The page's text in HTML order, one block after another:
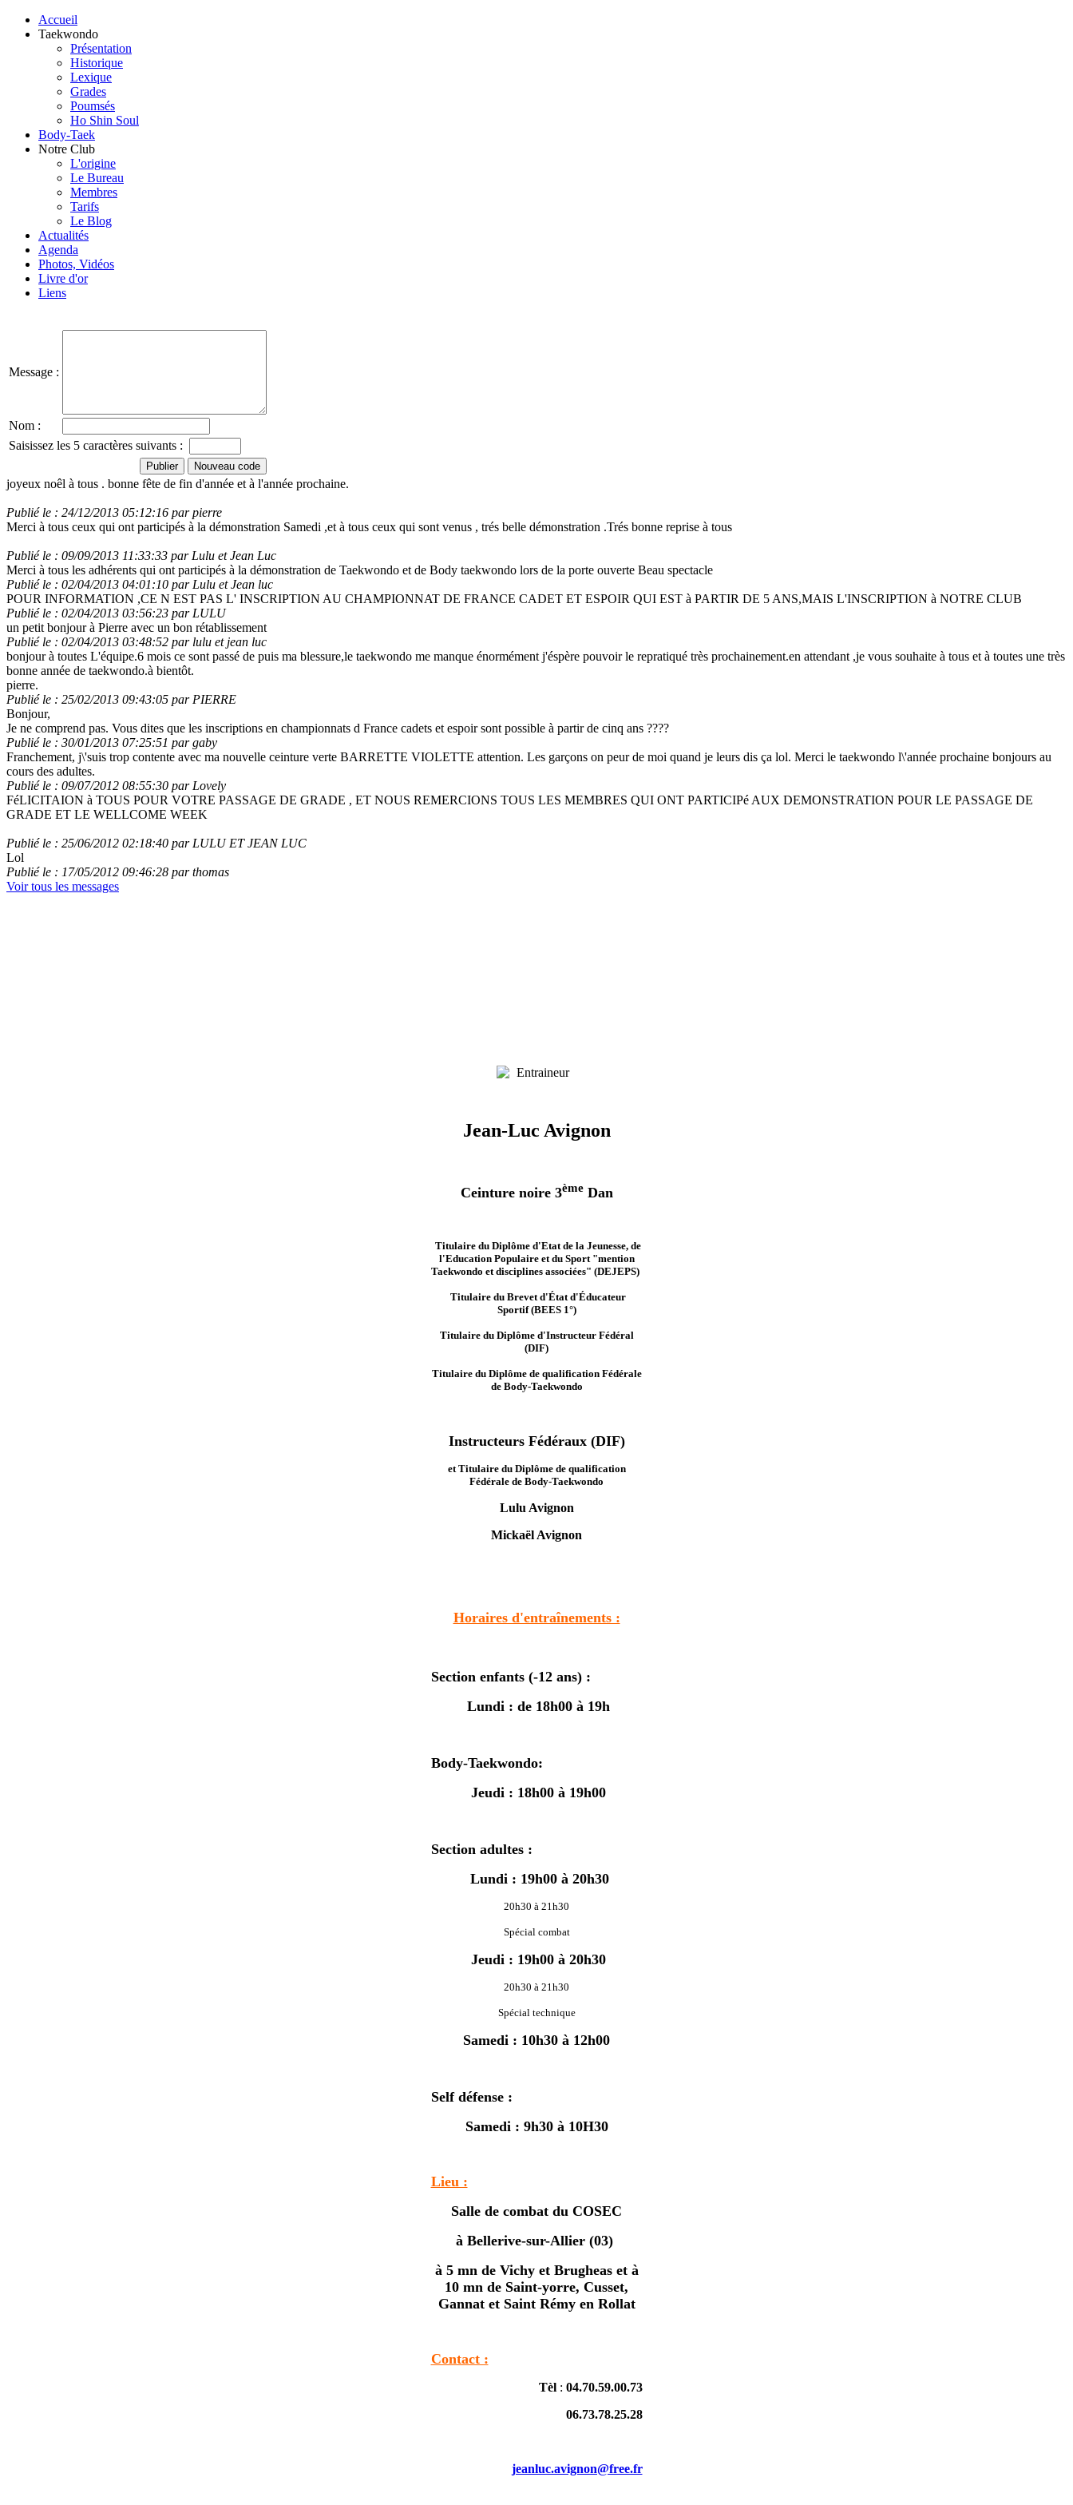
Accueil
Taekwondo
Présentation
Historique
Lexique
Grades
Poumsés
Ho Shin Soul
Body-Taek
Notre Club
L'origine
Le Bureau
Membres
Tarifs
Le Blog
Actualités
Agenda
Photos, Vidéos
Livre d'or
Liens
Message :
Nom :
Saisissez les 5 caractères suivants :
joyeux noêl à tous . bonne fête de fin d'année et à l'année prochaine.
Publié le : 24/12/2013 05:12:16 par pierre
Merci à tous ceux qui ont participés à la démonstration Samedi ,et à tous ceux qui sont venus , trés belle démonstration .Trés bonne reprise à tous
Publié le : 09/09/2013 11:33:33 par Lulu et Jean Luc
Merci à tous les adhérents qui ont participés à la démonstration de Taekwondo et de Body taekwondo lors de la porte ouverte Beau spectacle
Publié le : 02/04/2013 04:01:10 par Lulu et Jean luc
POUR INFORMATION ,CE N EST PAS L' INSCRIPTION AU CHAMPIONNAT DE FRANCE CADET ET ESPOIR QUI EST à PARTIR DE 5 ANS,MAIS L'INSCRIPTION à NOTRE CLUB
Publié le : 02/04/2013 03:56:23 par LULU
un petit bonjour à Pierre avec un bon rétablissement
Publié le : 02/04/2013 03:48:52 par lulu et jean luc
bonjour à toutes L'équipe.6 mois ce sont passé de puis ma blessure,le taekwondo me manque énormément j'éspère pouvoir le repratiqué très prochainement.en attendant ,je vous souhaite à tous et à toutes une très
bonne année de taekwondo.à bientôt.
pierre.
Publié le : 25/02/2013 09:43:05 par PIERRE
Bonjour,
Je ne comprend pas. Vous dites que les inscriptions en championnats d France cadets et espoir sont possible à partir de cinq ans ????
Publié le : 30/01/2013 07:25:51 par gaby
Franchement, j\'suis trop contente avec ma nouvelle ceinture verte BARRETTE VIOLETTE attention. Les garçons on peur de moi quand je leurs dis ça lol. Merci le taekwondo l\'année prochaine bonjours au
cours des adultes.
Publié le : 09/07/2012 08:55:30 par Lovely
FéLICITAION à TOUS POUR VOTRE PASSAGE DE GRADE , ET NOUS REMERCIONS TOUS LES MEMBRES QUI ONT PARTICIPé AUX DEMONSTRATION POUR LE PASSAGE DE
GRADE ET LE WELLCOME WEEK
Publié le : 25/06/2012 02:18:40 par LULU ET JEAN LUC
Lol
Publié le : 17/05/2012 09:46:28 par thomas
Voir tous les messages
Jean-Luc Avignon
Ceinture noire 3èmeDan
Titulaire du Diplôme d'Etat de la Jeunesse, de
l'Education Populaire et du Sport "mention
Taekwondo et disciplines associées" (DEJEPS)
Titulaire du Brevet d'État d'Éducateur
Sportif(BEES 1°)
Titulaire du Diplôme d'Instructeur Fédéral
(DIF)
Titulaire du Diplôme de qualification Fédérale
de Body-Taekwondo
Instructeurs Fédéraux (DIF)
et Titulaire du Diplôme de qualification
Fédérale de Body-Taekwondo
Lulu Avignon
Mickaël Avignon
Horaires d'entraînements :
Section enfants (-12 ans) :
Lundi : de 18h00 à 19h
Body-Taekwondo:
Jeudi : 18h00 à 19h00
Section adultes :
Lundi : 19h00 à 20h30
20h30 à 21h30
Spécial combat
Jeudi : 19h00 à 20h30
20h30 à 21h30
Spécial technique
Samedi : 10h30 à 12h00
Self défense :
Samedi : 9h30 à 10H30
Lieu :
Salle de combat du COSEC
à Bellerive-sur-Allier (03)
à 5 mn de Vichy et Brugheas et à
10 mn de Saint-yorre, Cusset,
Gannat et Saint Rémy en Rollat
Contact :
Tèl: 04.70.59.00.73
06.73.78.25.28
jeanluc.avignon@free.fr